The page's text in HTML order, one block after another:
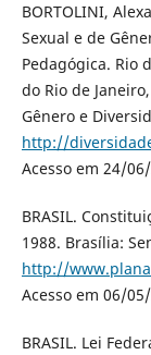
BORTOLINI,
Sexual e de
Pedagógica. Rio
do Rio de
Gênero e
http://
Acesso em 24/
BRASIL.
1988. Brasília:
http://
Acesso em 06/
BRASIL. Lei